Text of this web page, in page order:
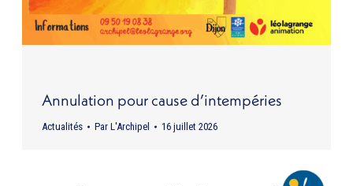
Annulation pour cause d’intempéries
Actualités Par L'Archipel 16 juillet 2026